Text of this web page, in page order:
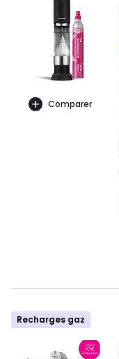
Comparer
Recharges gaz